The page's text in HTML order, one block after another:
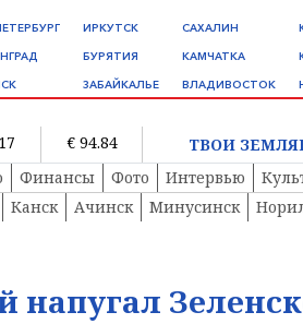
ИРКУТСК
БУРЯТИЯ
ЗАБАЙКАЛЬЕ
САХАЛИН
КАМЧАТКА
ВЛАДИВОСТОК
€ 94.84
ТВОИ
Финансы Фото Интервью
Канск Ачинск Минусинск